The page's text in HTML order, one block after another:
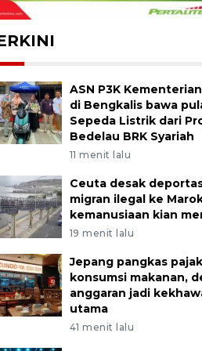
ASN P3K
di Bengkalis bawa
Sepeda Listrik dari
Bedelau BRK Syariah
11 menit lalu
Ceuta desak
migran ilegal ke
kemanusiaan kian
19 menit lalu
Jepang pangkas pajak
konsumsi makanan,
anggaran jadi
utama
41 menit lalu